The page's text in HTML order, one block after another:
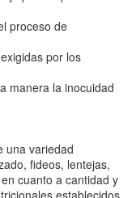
proceso de
por los
manera la inocuidad
una variedad
fideos, lentejas,
cuanto a cantidad y
establecidos